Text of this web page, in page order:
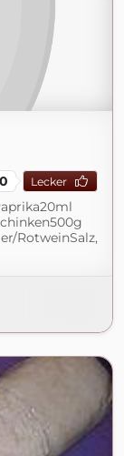
0 Lecker
RotweinSalz,